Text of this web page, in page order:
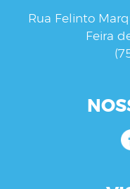
Rua Felinto
Feira